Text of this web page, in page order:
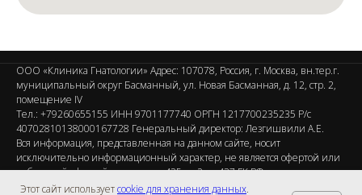
ООО «Клиника Гнатологии» Адрес: 107078, Россия, г. Москва, вн.тер.г.
муниципальный округ Басманный, ул. Новая Басманная, д. 12, стр. 2,
помещение IV
Тел.: +79260655155 ИНН 9701177740 ОРГН 1217700235235 Р/с
40702810138000167728 Генеральный директор: Лезгишвили А.Е.
Вся информация, представленная на данном сайте, носит
исключительно информационный характер, не является офертой или
публичной офертой согласно ст. 435, п. 2 ст. 437 ГК РФ.
Этот сайт используетcookie для хранения данных.